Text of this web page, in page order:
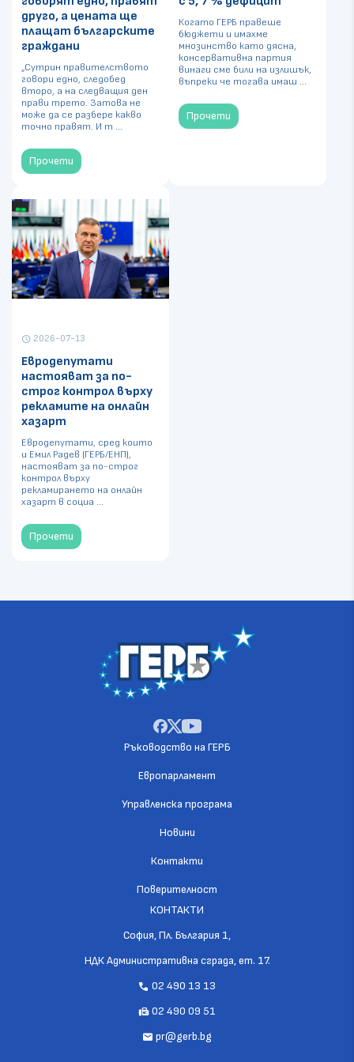
друго, а цената ще
плащат българските
граждани
„Сутрин правителството
говори едно, следобед
второ, а на следващия ден
прави трето. Затова не
може да се разбере какво
точно правят. И т ...
Прочети
Когато ГЕРБ правеше
бюджети и имахме
мнозинство като дясна,
консервативна партия
винаги сме били на излишък,
въпреки че тогава имаш ...
Прочети
schedule 2026-07-13
Евродепутати
настояват за по-
строг контрол върху
рекламите на онлайн
хазарт
Евродепутати, сред които
и Емил Радев (ГЕРБ/ЕНП),
настояват за по-строг
контрол върху
рекламирането на онлайн
хазарт в социа ...
Прочети
Ръководство на ГЕРБ
Европарламент
Управленска програма
Новини
Контакти
Поверителност
КОНТАКТИ
София, Пл. България 1,
НДК Административна сграда, ет. 17.
call 02 490 13 13
fax02 490 09 51
mail pr@gerb.bg